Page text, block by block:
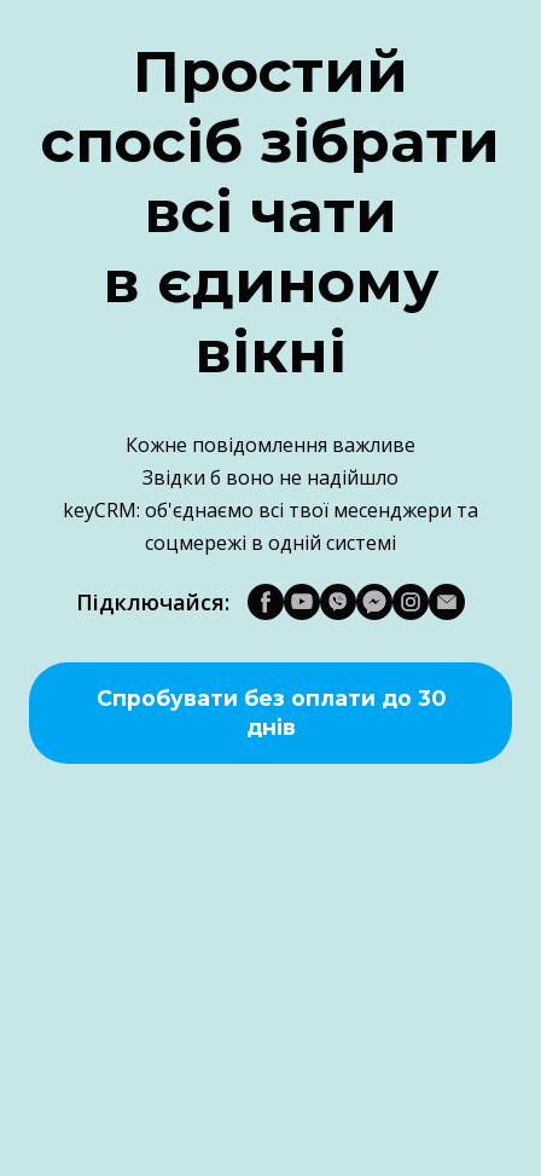
Простий
спосіб зібрати
всі чати
в єдиному
вікні
Кожне повідомлення важливе
Звідки б воно не надійшло
keyCRM: об'єднаємо всі твої месенджери та
соцмережі в одній системі
Підключайся:
Спробувати без оплати до 30
днів